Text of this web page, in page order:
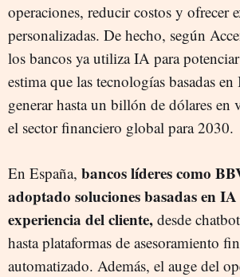
operaciones, reducir costos y ofrecer
personalizadas. De hecho, según
los bancos ya utiliza IA para
estima que las tecnologías basadas
generar hasta un billón de dólares en
el sector financiero global para 2030.
En España, bancos líderes como
adoptado soluciones basadas en
experiencia del cliente, desde
hasta plataformas de asesoramiento
automatizado. Además, el auge del